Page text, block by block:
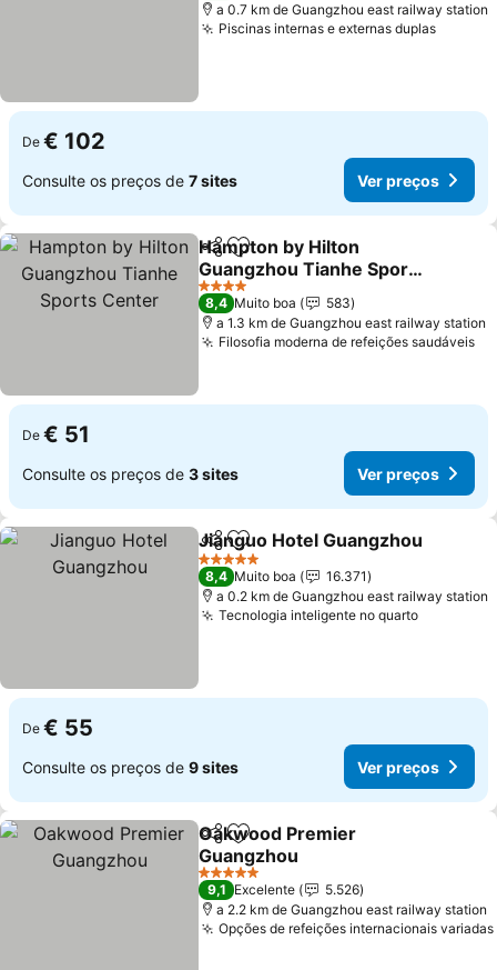
a 0.7 km de Guangzhou east railway station
Piscinas internas e externas duplasVer
De € 102
Consulte os preços de 7 sites Ver preços
PartilharAdicionar aos favoritos
Hampton by Hilton
Guangzhou Tianhe Sports
Center
Ver preços
4 Estrelas
8,4 Muito boa
583
a 1.3 km de Guangzhou east railway station
Filosofia moderna de refeições saudáveis
De € 51
Consulte os preços de 3 sites Ver preços
PartilharAdicionar aos favoritos
Jianguo Hotel Guangzhou
5 Estrelas
8,4 Muito boa
16.371
a 0.2 km de Guangzhou east railway station
Tecnologia inteligente no quartoVer
De € 55
Consulte os preços de 9 sites Ver preços
PartilharAdicionar aos favoritos
Oakwood Premier
Guangzhou
Ver preços
5 Estrelas
9,1 Excelente
5.526
a 2.2 km de Guangzhou east railway station
Opções de refeições internacionais variadas